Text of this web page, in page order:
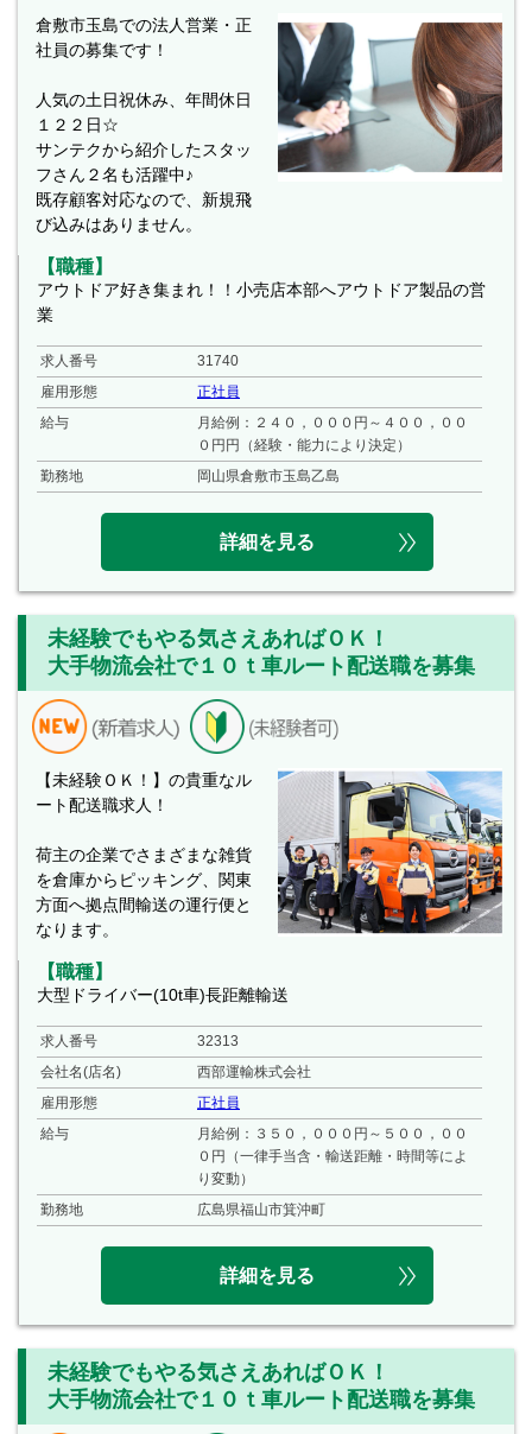
倉敷市玉島での法人営業・正
社員の募集です！
人気の土日祝休み、年間休日
１２２日☆
サンテクから紹介したスタッ
フさん２名も活躍中♪
既存顧客対応なので、新規飛
び込みはありません。
【職種】
アウトドア好き集まれ！！小売店本部へアウトドア製品の営
業
求人番号
31740
雇用形態
正社員
給与
月給例：２４０，０００円～４００，００
０円円（経験・能力により決定）
勤務地
岡山県倉敷市玉島乙島
詳細を見る
未経験でもやる気さえあればＯＫ！
大手物流会社で１０ｔ車ルート配送職を募集
【未経験ＯＫ！】の貴重なル
ート配送職求人！
荷主の企業でさまざまな雑貨
を倉庫からピッキング、関東
方面へ拠点間輸送の運行便と
なります。
【職種】
大型ドライバー(10t車)長距離輸送
求人番号
32313
会社名(店名)
西部運輸株式会社
雇用形態
正社員
給与
月給例：３５０，０００円～５００，００
０円（一律手当含・輸送距離・時間等によ
り変動）
勤務地
広島県福山市箕沖町
詳細を見る
未経験でもやる気さえあればＯＫ！
大手物流会社で１０ｔ車ルート配送職を募集